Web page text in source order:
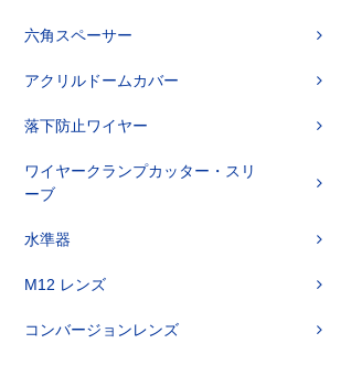
六角スペーサー
アクリルドームカバー
落下防止ワイヤー
ワイヤークランプカッター・スリ
ーブ
水準器
M12 レンズ
コンバージョンレンズ